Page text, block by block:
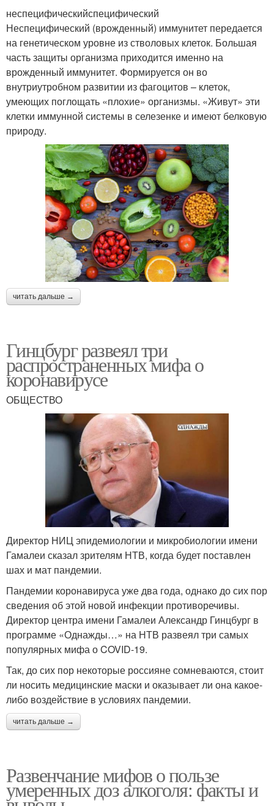
неспецифическийспецифический
Неспецифический (врожденный) иммунитет передается
на генетическом уровне из стволовых клеток. Большая
часть защиты организма приходится именно на
врожденный иммунитет. Формируется он во
внутриутробном развитии из фагоцитов – клеток,
умеющих поглощать «плохие» организмы. «Живут» эти
клетки иммунной системы в селезенке и имеют белковую
природу.
читать дальше →
Гинцбург развеял три
распространенных мифа о
коронавирусе
ОБЩЕСТВО
Директор НИЦ эпидемиологии и микробиологии имени
Гамалеи сказал зрителям НТВ, когда будет поставлен
шах и мат пандемии.
Пандемии коронавируса уже два года, однако до сих пор
сведения об этой новой инфекции противоречивы.
Директор центра имени Гамалеи Александр Гинцбург в
программе «Однажды…» на НТВ развеял три самых
популярных мифа о COVID-19.
Так, до сих пор некоторые россияне сомневаются, стоит
ли носить медицинские маски и оказывает ли она какое-
либо воздействие в условиях пандемии.
читать дальше →
Развенчание мифов о пользе
умеренных доз алкоголя: факты и